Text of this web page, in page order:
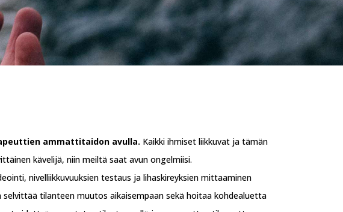
ammattitaidon avulla. Kaikki ihmiset liikkuvat ja tämän
kävelijä, niin meiltä saat avun ongelmiisi.
nivelliikkuvuuksien testaus ja lihaskireyksien mittaaminen
tilanteen muutos aikaisempaan sekä hoitaa kohdealuetta